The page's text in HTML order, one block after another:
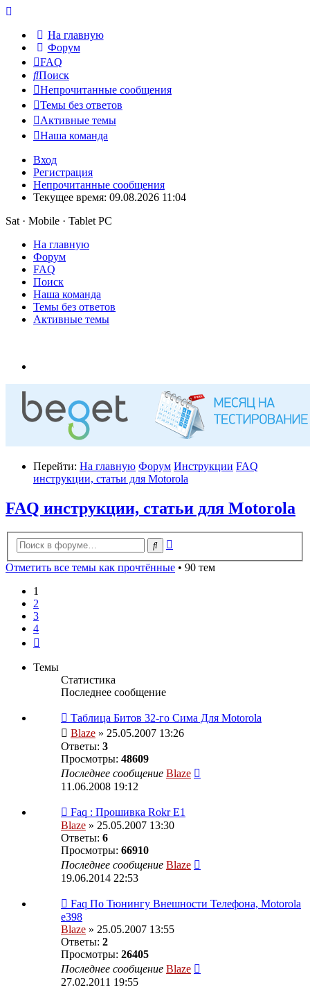
На главную
Форум
FAQ
Поиск
Непрочитанные сообщения
Темы без ответов
Активные темы
Наша команда
Вход
Регистрация
Непрочитанные сообщения
Текущее время: 09.08.2026 11:04
Sat · Mobile · Tablet PC
На главную
Форум
FAQ
Поиск
Наша команда
Темы без ответов
Активные темы
Перейти: На главную Форум Инструкции FAQ
инструкции, статьи для Motorola
FAQ инструкции, статьи для Motorola
Поиск
Отметить все темы как прочтённые • 90 тем
1
2
3
4
Темы
Статистика
Последнее сообщение
Таблица Битов 32-го Сима Для Motorola
Blaze » 25.05.2007 13:26
Ответы: 3
Просмотры: 48609
Последнее сообщение Blaze
11.06.2008 19:12
Faq : Прошивка Rokr E1
Blaze » 25.05.2007 13:30
Ответы: 6
Просмотры: 66910
Последнее сообщение Blaze
19.06.2014 22:53
Faq По Тюнингу Внешности Телефона, Motorola
e398
Blaze » 25.05.2007 13:55
Ответы: 2
Просмотры: 26405
Последнее сообщение Blaze
27.02.2011 19:55